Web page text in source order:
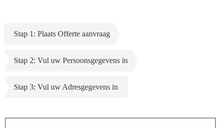
Stap 1: Plaats Offerte aanvraag
Stap 2: Vul uw Persoonsgegevens in
Stap 3: Vul uw Adresgegevens in